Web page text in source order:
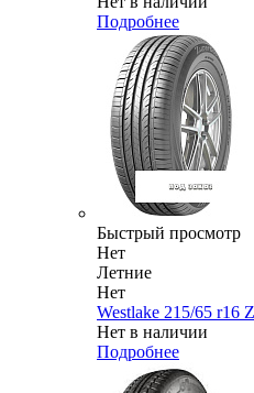
Подробнее
Быстрый просмотр
Нет
Летние
Нет
Westlake 215/65 r16
Нет в наличии
Подробнее